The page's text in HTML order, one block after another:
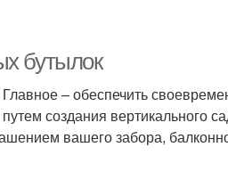
бутылок
– обеспечить
создания вертикального
вашего забора,